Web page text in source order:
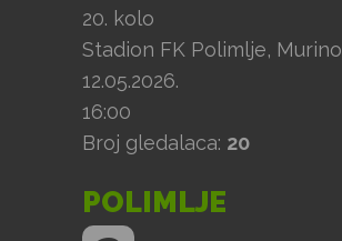
20. kolo
Stadion FK Polimlje, Murino
12.05.2026.
16:00
Broj gledalaca: 20
POLIMLJE